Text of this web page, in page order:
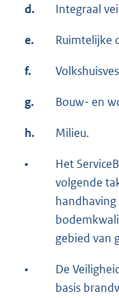
d. Integraal
e. Ruimtelijke
f.
g. Bouw- en
h. Milieu.
•
Het
volgende
gebied van
•
De
basis